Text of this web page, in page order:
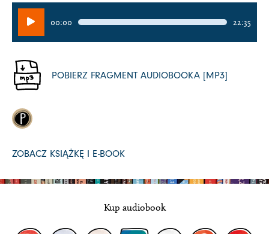
Odtwarzacz
plików
dźwiękowych
00:00 22:35
POBIERZ FRAGMENT AUDIOBOOKA [MP3]
ZOBACZ KSIĄŻKĘ I E-BOOK
Kup audiobook